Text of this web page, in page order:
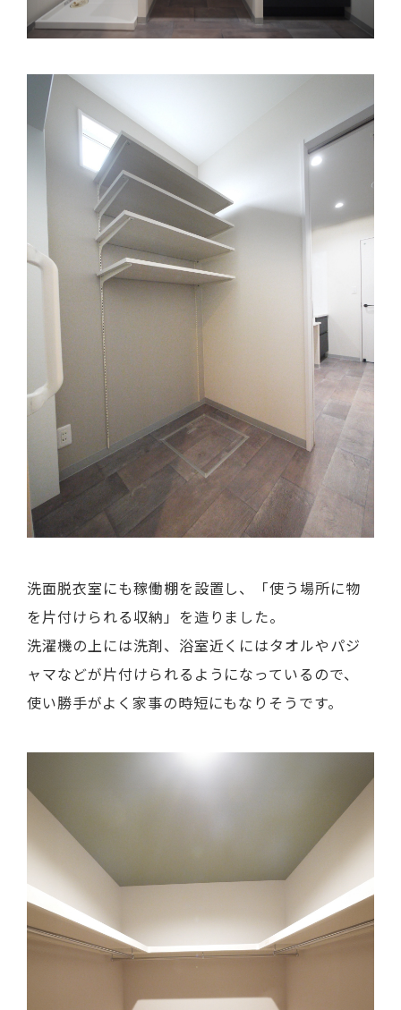
洗面脱衣室にも稼働棚を設置し、「使う場所に物
を片付けられる収納」を造りました。
洗濯機の上には洗剤、浴室近くにはタオルやパジ
ャマなどが片付けられるようになっているので、
使い勝手がよく家事の時短にもなりそうです。